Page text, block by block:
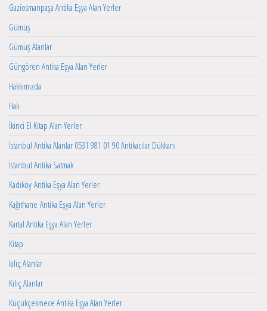
Gaziosmanpaşa Antika Eşya Alan Yerler
Gümüş
Gümüş Alanlar
Güngören Antika Eşya Alan Yerler
Hakkımızda
Halı
İkinci El Kitap Alan Yerler
İstanbul Antika Alanlar 0531 981 01 90 Antikacılar Dükkanı
İstanbul Antika Satmak
Kadıköy Antika Eşya Alan Yerler
Kağıthane Antika Eşya Alan Yerler
Kartal Antika Eşya Alan Yerler
Kitap
kılıç Alanlar
Kılıç Alanlar
Küçükçekmece Antika Eşya Alan Yerler